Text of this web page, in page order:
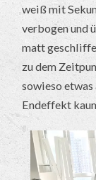
weiß mit
verbogen und
matt
zu dem
sowieso etwas
Endeffekt